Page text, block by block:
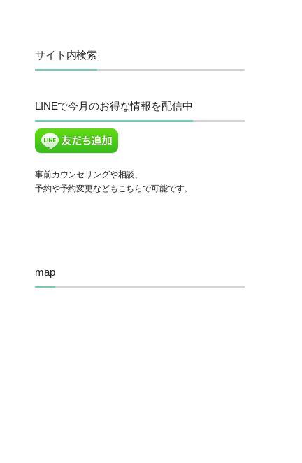
サイト内検索
LINEで今月のお得な情報を配信中
事前カウンセリングや相談、
予約や予約変更などもこちらで可能です。
map